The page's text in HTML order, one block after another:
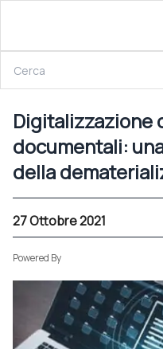
Digitalizzazione
documentali:
della
27 Ottobre 2021
Powered By